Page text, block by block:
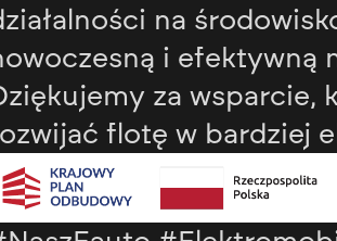
na
i efektywną
za wsparcie,
flotę w bardziej